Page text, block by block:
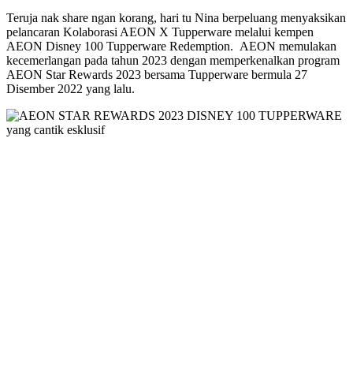
Teruja nak share ngan korang, hari tu Nina berpeluang menyaksikan
pelancaran Kolaborasi AEON X Tupperware melalui kempen
AEON Disney 100 Tupperware Redemption. AEON memulakan
kecemerlangan pada tahun 2023 dengan memperkenalkan program
AEON Star Rewards 2023 bersama Tupperware bermula 27
Disember 2022 yang lalu.